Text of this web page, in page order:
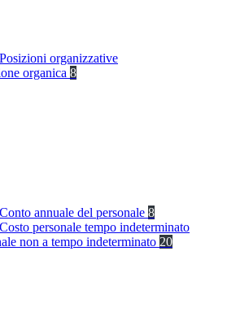
Posizioni organizzative
organica 8
Conto annuale del personale 8
Costo personale tempo indeterminato
non a tempo indeterminato 20